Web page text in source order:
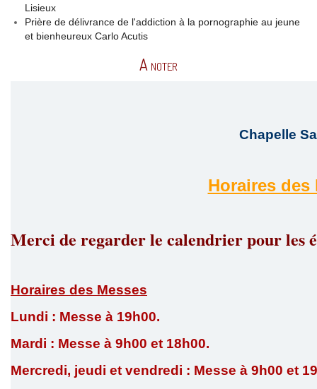
Lisieux
Prière de délivrance de l'addiction à la pornographie au jeune
et bienheureux Carlo Acutis
A noter
Chapelle
Horaires
Merci de regarder le calendrier pour les
Horaires des Messes
Lundi : Messe à 19h00.
Mardi : Messe à 9h00 et 18h00.
Mercredi, jeudi et vendredi : Messe à 9h00 et